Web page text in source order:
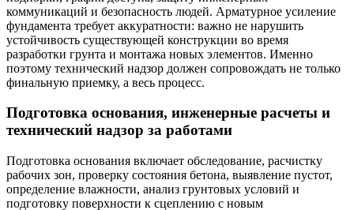
коммуникаций и безопасность людей. Арматурное усиление
фундамента требует аккуратности: важно не нарушить
устойчивость существующей конструкции во время
разработки грунта и монтажа новых элементов. Именно
поэтому технический надзор должен сопровождать не только
финальную приемку, а весь процесс.
Подготовка основания, инженерные расчеты и
технический надзор за работами
Подготовка основания включает обследование, расчистку
рабочих зон, проверку состояния бетона, выявление пустот,
определение влажности, анализ грунтовых условий и
подготовку поверхности к сцеплению с новым